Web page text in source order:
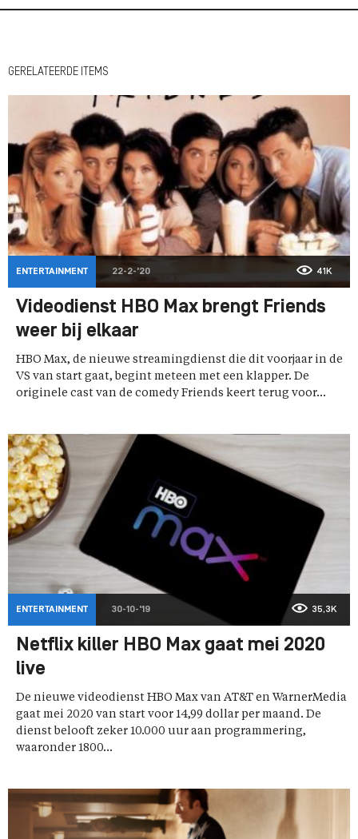
GERELATEERDE ITEMS
ENTERTAINMENT 22-2-'20 41K
Videodienst HBO Max brengt Friends
weer bij elkaar
HBO Max, de nieuwe streamingdienst die dit voorjaar in de
VS van start gaat, begint meteen met een klapper. De
originele cast van de comedy Friends keert terug voor...
ENTERTAINMENT 30-10-'19 35,3K
Netflix killer HBO Max gaat mei 2020
live
De nieuwe videodienst HBO Max van AT&T en WarnerMedia
gaat mei 2020 van start voor 14,99 dollar per maand. De
dienst belooft zeker 10.000 uur aan programmering,
waaronder 1800...